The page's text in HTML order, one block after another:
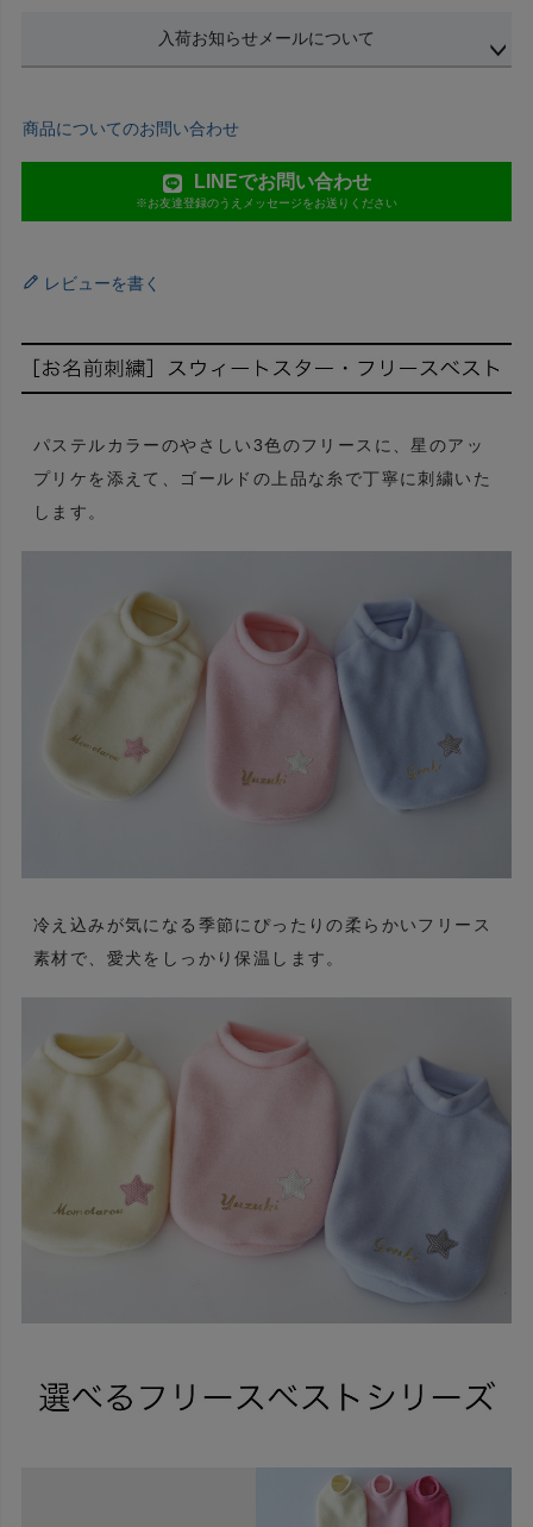
入荷お知らせメールについて
商品についてのお問い合わせ
LINEでお問い合わせ
※お友達登録のうえメッセージをお送りください
レビューを書く
パステルカラーのやさしい3色のフリースに、星のアッ
プリケを添えて、ゴールドの上品な糸で丁寧に刺繍いた
します。
冷え込みが気になる季節にぴったりの柔らかいフリース
素材で、愛犬をしっかり保温します。